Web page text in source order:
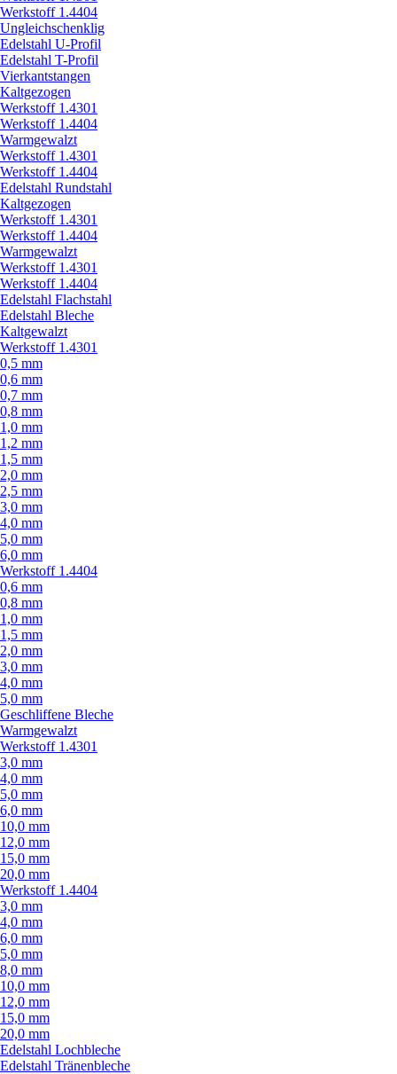
Werkstoff 1.4404
Ungleichschenklig
Edelstahl U-Profil
Edelstahl T-Profil
Vierkantstangen
Kaltgezogen
Werkstoff 1.4301
Werkstoff 1.4404
Warmgewalzt
Werkstoff 1.4301
Werkstoff 1.4404
Edelstahl Rundstahl
Kaltgezogen
Werkstoff 1.4301
Werkstoff 1.4404
Warmgewalzt
Werkstoff 1.4301
Werkstoff 1.4404
Edelstahl Flachstahl
Edelstahl Bleche
Kaltgewalzt
Werkstoff 1.4301
0,5 mm
0,6 mm
0,7 mm
0,8 mm
1,0 mm
1,2 mm
1,5 mm
2,0 mm
2,5 mm
3,0 mm
4,0 mm
5,0 mm
6,0 mm
Werkstoff 1.4404
0,6 mm
0,8 mm
1,0 mm
1,5 mm
2,0 mm
3,0 mm
4,0 mm
5,0 mm
Geschliffene Bleche
Warmgewalzt
Werkstoff 1.4301
3,0 mm
4,0 mm
5,0 mm
6,0 mm
10,0 mm
12,0 mm
15,0 mm
20,0 mm
Werkstoff 1.4404
3,0 mm
4,0 mm
6,0 mm
5,0 mm
8,0 mm
10,0 mm
12,0 mm
15,0 mm
20,0 mm
Edelstahl Lochbleche
Edelstahl Tränenbleche